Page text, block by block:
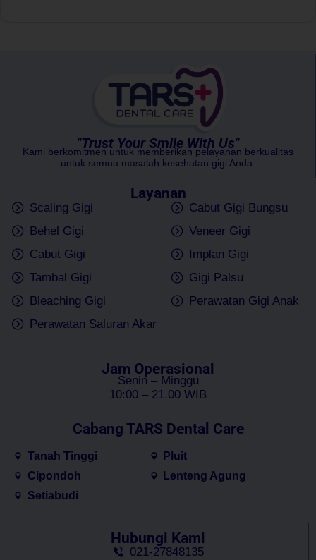
"Trust Your Smile With Us"
Kami berkomitmen untuk memberikan pelayanan berkualitas
untuk semua masalah kesehatan gigi Anda.
Layanan
Scaling Gigi
Behel Gigi
Cabut Gigi
Tambal Gigi
Bleaching Gigi
Perawatan Saluran Akar
Cabut Gigi Bungsu
Veneer Gigi
Implan Gigi
Gigi Palsu
Perawatan Gigi Anak
Jam Operasional
Senin – Minggu
10:00 – 21.00 WIB
Cabang TARS Dental Care
Tanah Tinggi
Cipondoh
Setiabudi
Pluit
Lenteng Agung
Hubungi Kami
021-27848135